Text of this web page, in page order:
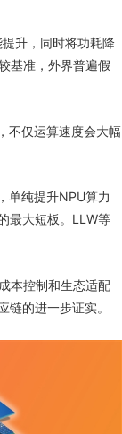
升，同时将功耗降
基准，外界普遍假
不仅运算速度会大幅
单纯提升NPU算力
最大短板。LLW等
本控制和生态适配
的进一步证实。